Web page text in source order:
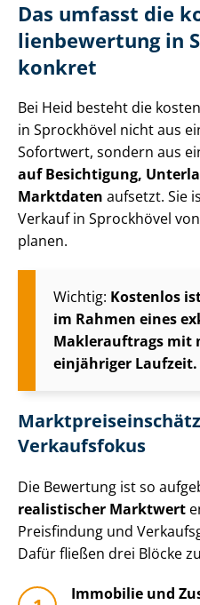
Das umfasst die
li­en­be­wer­tung in
konkret
Bei Heid besteht die
in Sprockhövel nicht aus
Sofortwert, sondern aus
auf Besichtigung,
Marktdaten aufsetzt. Sie
Verkauf in Sprockhövel
planen.
Wichtig: Kostenlos
im Rahmen eines
Maklerauftrags mit
einjähriger Laufzeit.
Verkaufsfokus
Die Bewertung ist so
realistischer Marktwert
Preisfindung und
Dafür fließen drei Blöcke
Immobilie und